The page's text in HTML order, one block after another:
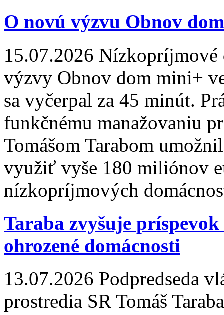
O novú výzvu Obnov
15.07.2026 Nízkopríjmové
výzvy Obnov dom mini+
sa vyčerpal za 45 minút.
funkčnému manažovaniu
Tomášom Tarabom
využiť vyše 180 miliónov
nízkopríjmových
Taraba zvyšuje
ohrozené domácnosti
13.07.2026 Podpredseda
prostredia SR Tomáš